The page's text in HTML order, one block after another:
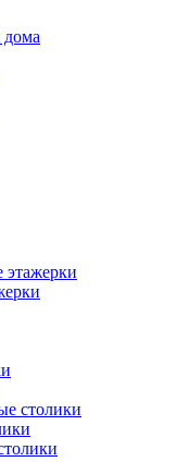
столики